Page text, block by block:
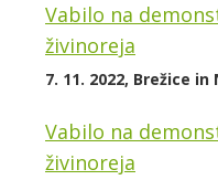
Vabilo na
živinoreja
7. 11. 2022, Brežice
Vabilo na
živinoreja